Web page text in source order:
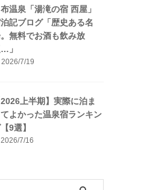
温泉「湯滝の宿 西屋」
記ブログ「歴史ある名
無料でお酒も飲み放
」
2026/7/19
2026上半期】実際に泊ま
てよかった温泉宿ランキン
9選】
2026/7/16